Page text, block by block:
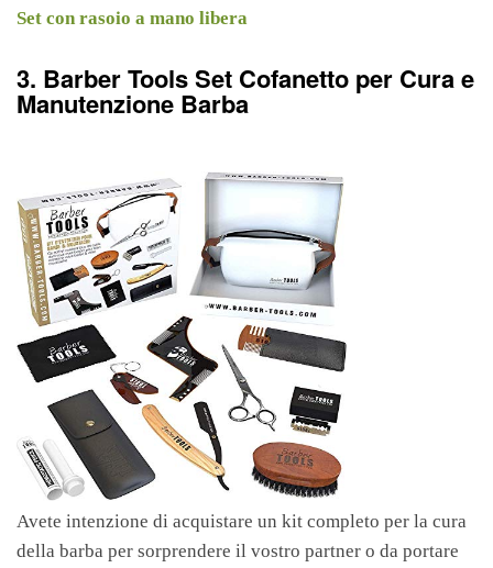
Set con rasoio a mano libera
3. Barber Tools Set Cofanetto per Cura e
Manutenzione Barba
Avete intenzione di acquistare un kit completo per la cura
della barba per sorprendere il vostro partner o da portare